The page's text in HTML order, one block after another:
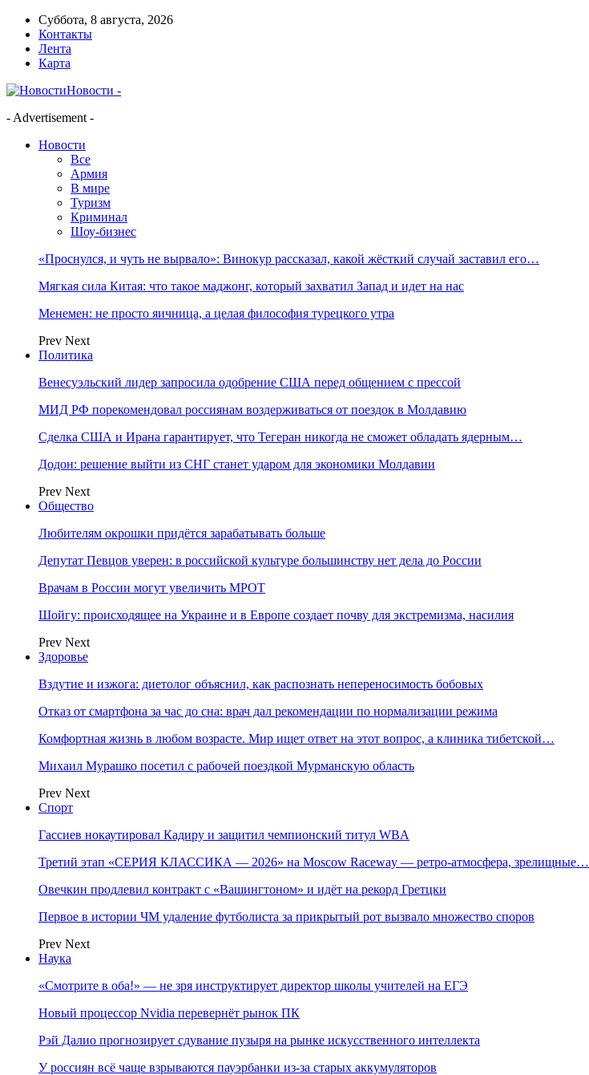
Суббота, 8 августа, 2026
Контакты
Лента
Карта
Новости -
- Advertisement -
Новости
Все
Армия
В мире
Туризм
Криминал
Шоу-бизнес
«Проснулся, и чуть не вырвало»: Винокур рассказал, какой жёсткий случай заставил его…
Мягкая сила Китая: что такое маджонг, который захватил Запад и идет на нас
Менемен: не просто яичница, а целая философия турецкого утра
Prev Next
Политика
Венесуэльский лидер запросила одобрение США перед общением с прессой
МИД РФ порекомендовал россиянам воздерживаться от поездок в Молдавию
Сделка США и Ирана гарантирует, что Тегеран никогда не сможет обладать ядерным…
Додон: решение выйти из СНГ станет ударом для экономики Молдавии
Prev Next
Общество
Любителям окрошки придётся зарабатывать больше
Депутат Певцов уверен: в российской культуре большинству нет дела до России
Врачам в России могут увеличить МРОТ
Шойгу: происходящее на Украине и в Европе создает почву для экстремизма, насилия
Prev Next
Здоровье
Вздутие и изжога: диетолог объяснил, как распознать непереносимость бобовых
Отказ от смартфона за час до сна: врач дал рекомендации по нормализации режима
Комфортная жизнь в любом возрасте. Мир ищет ответ на этот вопрос, а клиника тибетской…
Михаил Мурашко посетил с рабочей поездкой Мурманскую область
Prev Next
Спорт
Гассиев нокаутировал Кадиру и защитил чемпионский титул WBA
Третий этап «СЕРИЯ КЛАССИКА — 2026» на Moscow Raceway — ретро‑атмосфера, зрелищные…
Овечкин продлевил контракт с «Вашингтоном» и идёт на рекорд Гретцки
Первое в истории ЧМ удаление футболиста за прикрытый рот вызвало множество споров
Prev Next
Наука
«Смотрите в оба!» — не зря инструктирует директор школы учителей на ЕГЭ
Новый процессор Nvidia перевернёт рынок ПК
Рэй Далио прогнозирует сдувание пузыря на рынке искусственного интеллекта
У россиян всё чаще взрываются пауэрбанки из-за старых аккумуляторов